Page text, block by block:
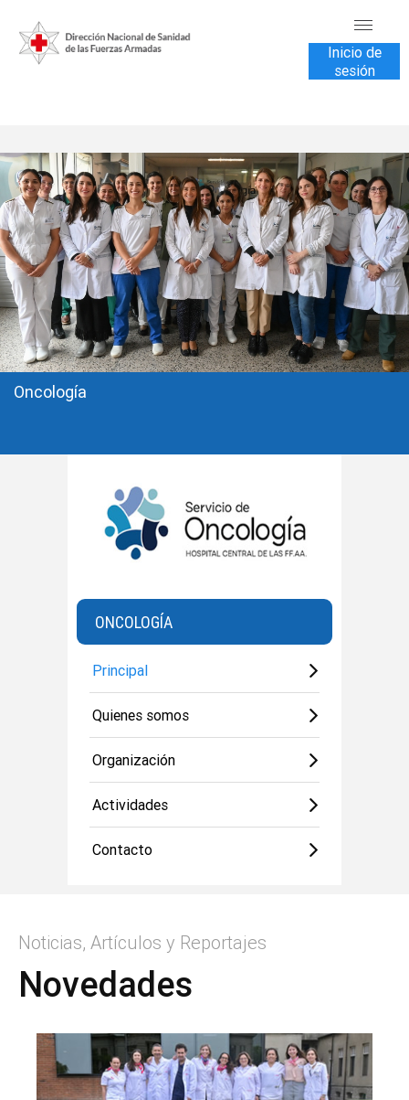
VENTA DE SERVICIOS
USUARIOS
CONTÁCTENOS
Inicio de
sesión
Oncología
ONCOLOGÍA
Principal
Quienes somos
Organización
Actividades
Contacto
Noticias, Artículos y Reportajes
Novedades